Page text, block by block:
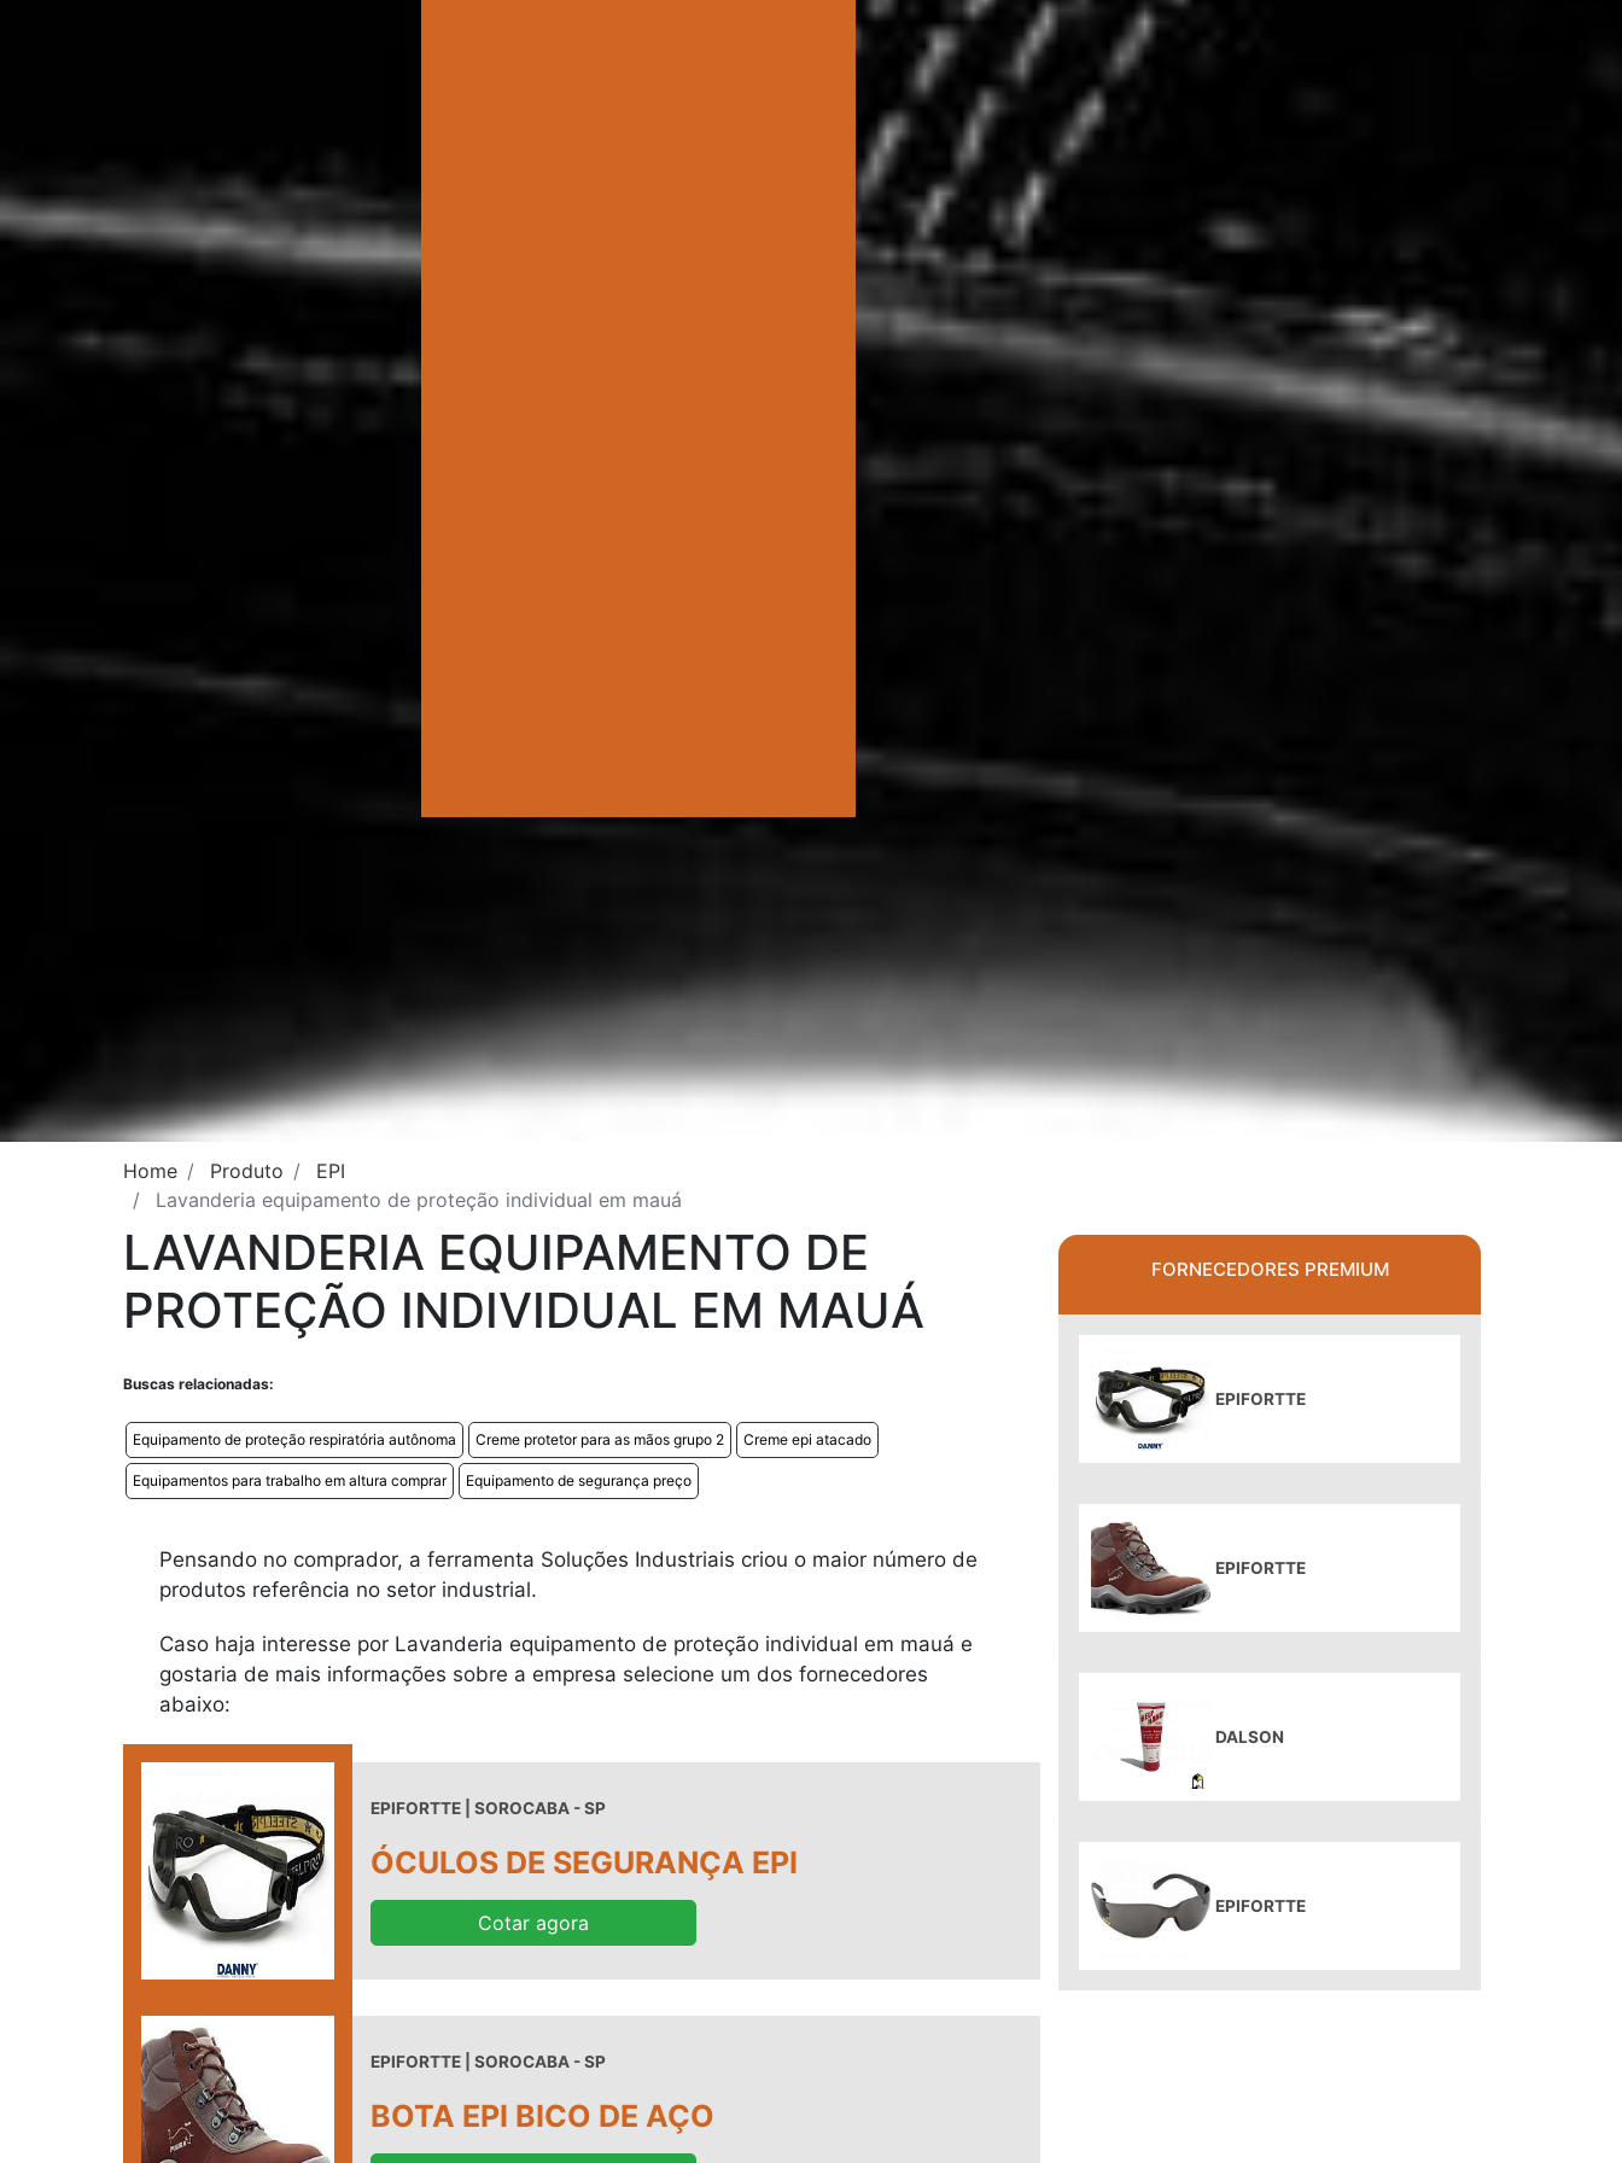
Home Produto
EPI
Lavanderia equipamento de proteção individual em mauá
LAVANDERIA EQUIPAMENTO DE
PROTEÇÃO INDIVIDUAL EM MAUÁ
Buscas relacionadas:
Equipamento de proteção respiratória autônoma Creme protetor para as mãos grupo 2 Creme epi atacado
Equipamentos para trabalho em altura comprar Equipamento de segurança preço
Pensando no comprador, a ferramenta Soluções Industriais criou o maior número de
produtos referência no setor industrial.
Caso haja interesse por Lavanderia equipamento de proteção individual em mauá e
gostaria de mais informações sobre a empresa selecione um dos fornecedores
abaixo:
EPIFORTTE | SOROCABA - SP
ÓCULOS DE SEGURANÇA EPI
Cotar agora
EPIFORTTE | SOROCABA - SP
BOTA EPI BICO DE AÇO
FORNECEDORES PREMIUM
EPIFORTTE
EPIFORTTE
DALSON
EPIFORTTE